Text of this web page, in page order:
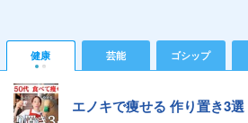
健康 芸能 ゴシップ
エノキで痩せる 作り置き3選